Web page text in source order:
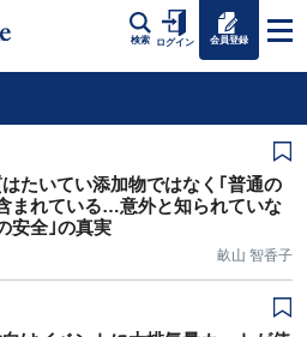
検索 ログイン 会員登録
たいてい添加物ではなく｢普通の
まれている…意外と知られていな
安全｣の真実
畝山 智香子